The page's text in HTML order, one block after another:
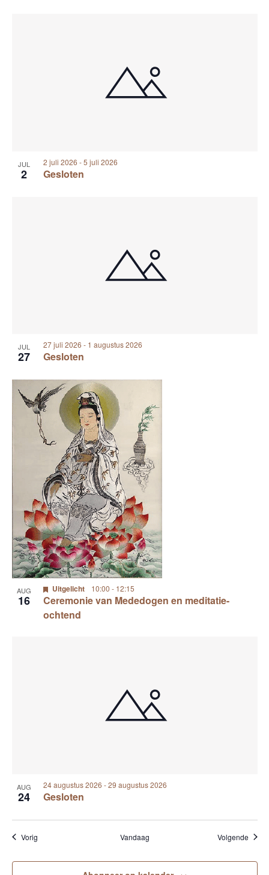
JUL
2 Gesloten
2 juli 2026 -5 juli 2026
JUL
27 Gesloten
27 juli 2026 - 1 augustus 2026
AUG
16
Ceremonie van Mededogen en meditatie-
ochtend
Uitgelicht 10:00 - 12:15
AUG
24 Gesloten
24 augustus 2026 -29 augustus 2026
VorigEvenementen Vandaag Volgende